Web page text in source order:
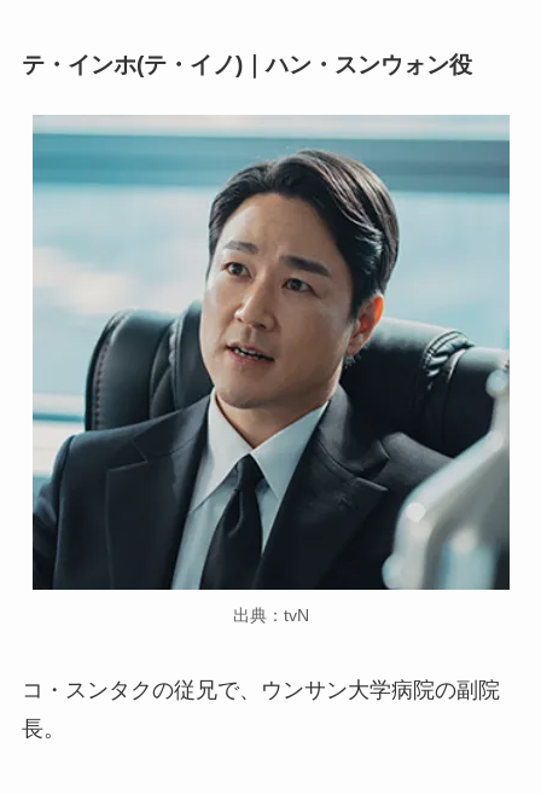
テ・インホ(テ・イノ)｜ハン・スンウォン役
出典：tvN
コ・スンタクの従兄で、ウンサン大学病院の副院
長。